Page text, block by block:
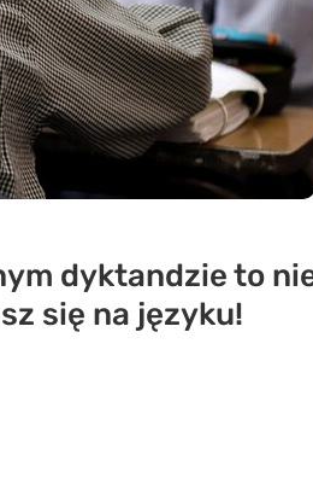
dyktandzie to
się na języku!